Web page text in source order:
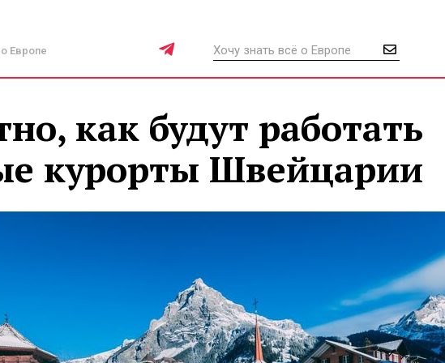
Европе
как будут работать
курорты Швейцарии